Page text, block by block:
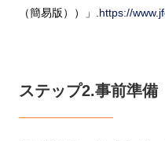
（簡易版））」. https://
ステップ2.事前準備